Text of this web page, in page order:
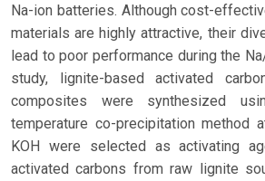
Na-ion batteries. Although cost-
materials are highly attractive, their
lead to poor performance during the
study, lignite-based activated
composites were synthesized
temperature co-precipitation method
KOH were selected as activating
activated carbons from raw lignite